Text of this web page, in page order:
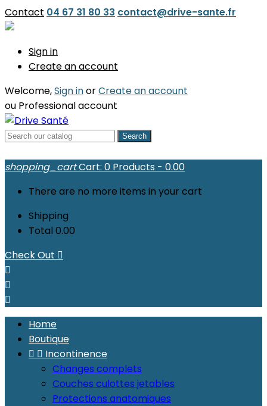
Contact 04 67 31 80 33 contact@drive-sante.fr
Sign in
Create an account
Welcome,Sign inorCreate an account
ou Professional account
Search
shopping_cartCart: 0 Products - 0.00
There are no more items in your cart
Shipping
Total 0.00
Check Out 



Home
Boutique
  Incontinence
Changes complets
Couches culottes jetables
Protections anatomiques